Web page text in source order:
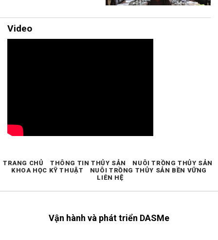
Video
Vận hành và phát triển DASMe
TRANG CHỦ THÔNG TIN THỦY SẢN
NUÔI TRỒNG THỦY SẢN
KHOA HỌC KỸ THUẬT
NUÔI TRỒNG THỦY SẢN BỀN VỮNG
LIÊN HỆ